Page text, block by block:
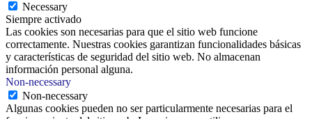
Necessary
Siempre activado
Las cookies son necesarias para que el sitio web funcione
correctamente. Nuestras cookies garantizan funcionalidades básicas
y características de seguridad del sitio web. No almacenan
información personal alguna.
Non-necessary
Non-necessary
Algunas cookies pueden no ser particularmente necesarias para el